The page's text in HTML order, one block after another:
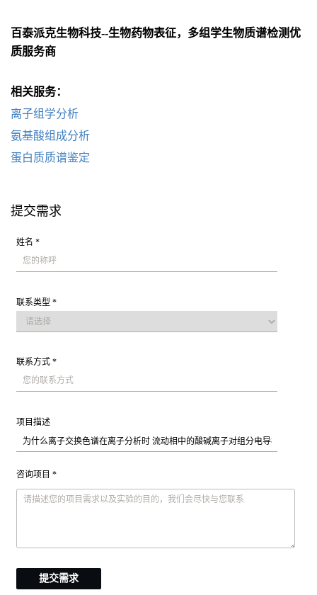
百泰派克生物科技--生物药物表征，多组学生物质谱检测优
质服务商
相关服务：
离子组学分析
氨基酸组成分析
蛋白质质谱鉴定
提交需求
姓名 *
联系类型 *
联系方式 *
项目描述
咨询项目 *
提交需求